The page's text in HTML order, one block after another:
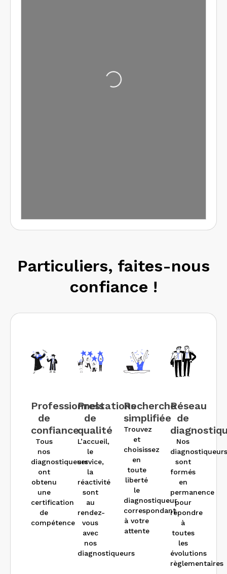
Particuliers, faites-nous
confiance !
Professionnels
de
confiance
Tous
nos
diagnostiqueurs
ont
obtenu
une
certification
de
compétence
Prestations
de
qualité
L’accueil,
le
service,
la
réactivité
sont
au
rendez-
vous
avec
nos
diagnostiqueurs
Recherche
simplifiée
Trouvez
et
choisissez
en
toute
liberté
le
diagnostiqueur
correspondant
à votre
attente
Réseau
de
Nos
diagnostiqueurs
sont
formés
en
permanence
pour
répondre
à
toutes
les
évolutions
règlementaires